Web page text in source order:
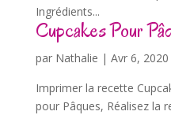
Ingrédients...
Cupcakes Pour
par Nathalie | Avr 6, 2020
Imprimer la recette
pour Pâques, Réalisez la